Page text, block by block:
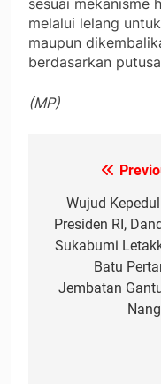
sesuai mekanisme
melalui lelang
maupun
berdasarkan
(MP)
Navigasi
pos
Wujud
Presiden RI,
Sukabumi
Batu
Jembatan